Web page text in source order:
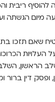
ריבית
מיום הגשתה
שאם תזכו
הראשון,
ופסק דין ברור